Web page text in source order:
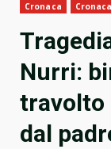
Cronaca
Nurri:
travolto
dal